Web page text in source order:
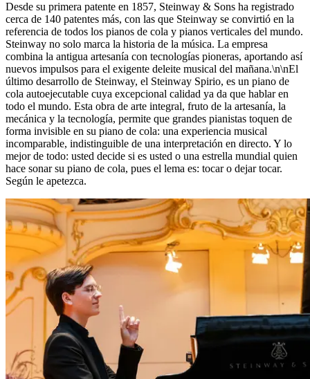
Desde su primera patente en 1857, Steinway ⁠&⁠ Sons ha registrado
cerca de 140 patentes más, con las que Steinway se convirtió en la
referencia de todos los pianos de cola y pianos verticales del mundo.
Steinway no solo marca la historia de la música. La empresa
combina la antigua artesanía con tecnologías pioneras, aportando así
nuevos impulsos para el exigente deleite musical del mañana.\n\nEl
último desarrollo de Steinway, el Steinway Spirio, es un piano de
cola autoejecutable cuya excepcional calidad ya da que hablar en
todo el mundo. Esta obra de arte integral, fruto de la artesanía, la
mecánica y la tecnología, permite que grandes pianistas toquen de
forma invisible en su piano de cola: una experiencia musical
incomparable, indistinguible de una interpretación en directo. Y lo
mejor de todo: usted decide si es usted o una estrella mundial quien
hace sonar su piano de cola, pues el lema es: tocar o dejar tocar.
Según le apetezca.